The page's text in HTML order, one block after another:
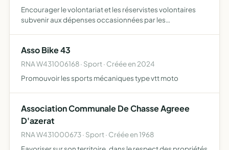
Encourager le volontariat et les réservistes volontaires
subvenir aux dépenses occasionnées par les
dépenses occasionnées pa…
Asso Bike 43
RNA W431006168 · Sport · Créée en 2024
Promouvoir les sports mécaniques type vtt moto
Association Communale De Chasse Agreee
D'azerat
RNA W431000673 · Sport · Créée en 1968